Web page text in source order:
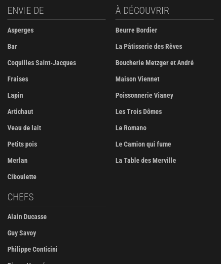
ENVIE DE
Asperges
Bar
Coquilles Saint-Jacques
Fraises
Lapin
Artichaut
Veau de lait
Petits pois
Merlan
Ciboulette
À DÉCOUVRIR
Beurre Bordier
La Pâtisserie des Rêves
Boucherie Metzger et André
Maison Viennet
Poissonnerie Vianey
Les Trois Dômes
Le Romano
Le Camion qui fume
La Table des Merville
CHEFS
Alain Ducasse
Guy Savoy
Philippe Conticini